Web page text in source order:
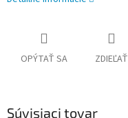
OPÝTAŤ SA ZDIEĽAŤ
Súvisiaci tovar